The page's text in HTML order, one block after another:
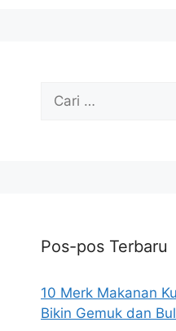
Cari
Pos-pos Terbaru
10 Merk Makanan
Bikin Gemuk dan